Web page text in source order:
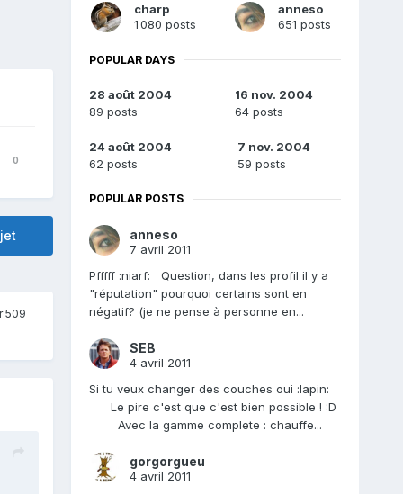
0
509
charp
1 080 posts
anneso
651 posts
POPULAR DAYS
28 août 2004
89 posts
16 nov. 2004
64 posts
24 août 2004
62 posts
7 nov. 2004
59 posts
POPULAR POSTS
anneso
7 avril 2011
Pfffff :niarf: Question, dans les profil il y a
"réputation" pourquoi certains sont en
négatif? (je ne pense à personne en...
SEB
4 avril 2011
Si tu veux changer des couches oui :lapin:
Le pire c'est que c'est bien possible ! :D
Avec la gamme complete : chauffe...
gorgorgueu
4 avril 2011